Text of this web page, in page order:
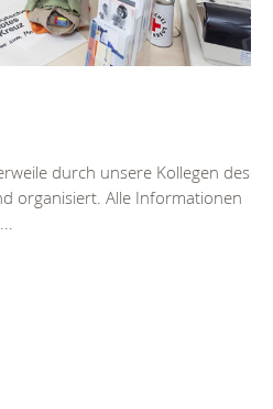
durch unsere Kollegen des
organisiert. Alle Informationen